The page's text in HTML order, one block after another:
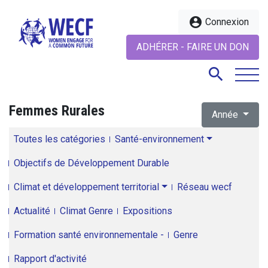
account_circle Connexion
ADHÉRER - FAIRE UN DON
search
Femmes Rurales Année
Toutes les catégories Santé-environnement
Objectifs de Développement Durable
Climat et développement territorial Réseau wecf
Actualité Climat Genre Expositions
Formation santé environnementale - Genre
Rapport d'activité